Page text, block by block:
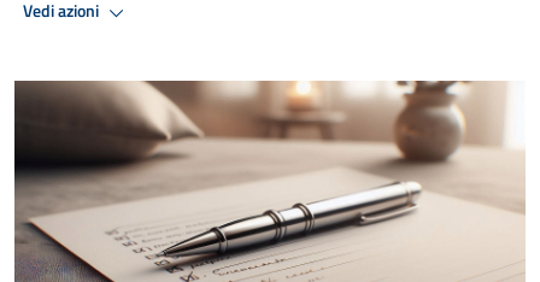
Vedi azioni